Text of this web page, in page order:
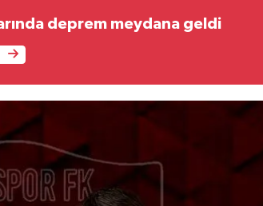
deprem meydana geldi